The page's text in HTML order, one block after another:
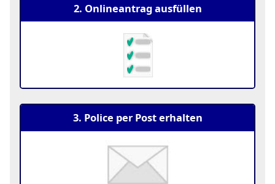
2. Onlineantrag ausfüllen
3. Police per Post erhalten